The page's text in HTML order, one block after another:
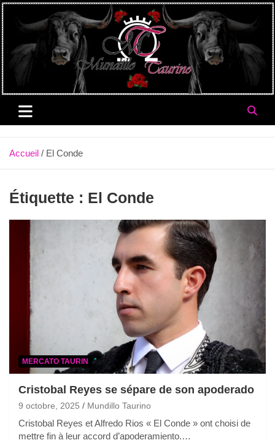
Aller
au
contenu
Accueil El Conde
Étiquette : El Conde
MERCATO TAURIN
Cristobal Reyes se sépare de son apoderado
9 octobre, 2025 Mundillo Taurino
Cristobal Reyes et Alfredo Rios « El Conde » ont choisi de
mettre fin à leur accord d’apoderamiento.…